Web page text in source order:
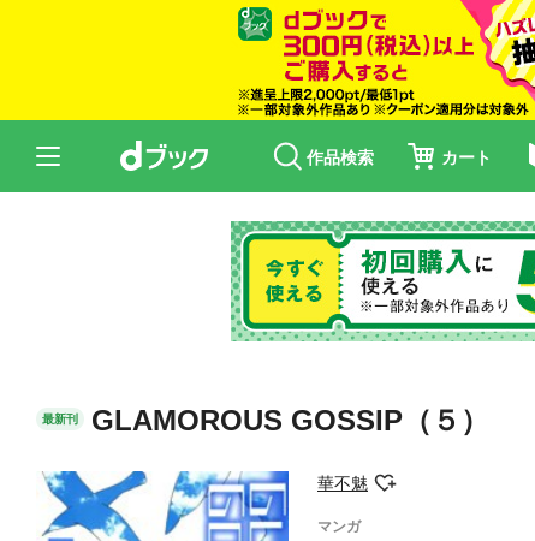
作品検索 カート
最新刊 GLAMOROUS GOSSIP（５）
華不魅
マンガ